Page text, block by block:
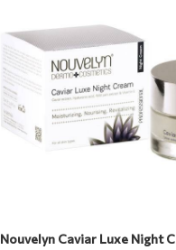
Nouvelyn Caviar Luxe Night